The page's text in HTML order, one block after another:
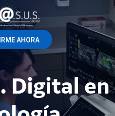
AHORA
Digital en